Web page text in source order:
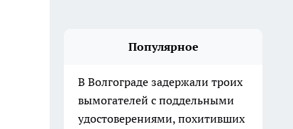
Популярное
В Волгограде задержали троих
вымогателей с поддельными
удостоверениями, похитивших